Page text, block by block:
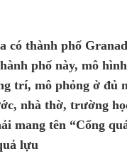
có thành phố
phố này, mô
trí, mô phỏng ở đủ
nhà thờ, trường
mang tên “Cổng
lựu